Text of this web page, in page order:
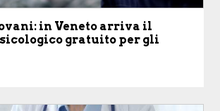
in Veneto arriva il
gratuito per gli